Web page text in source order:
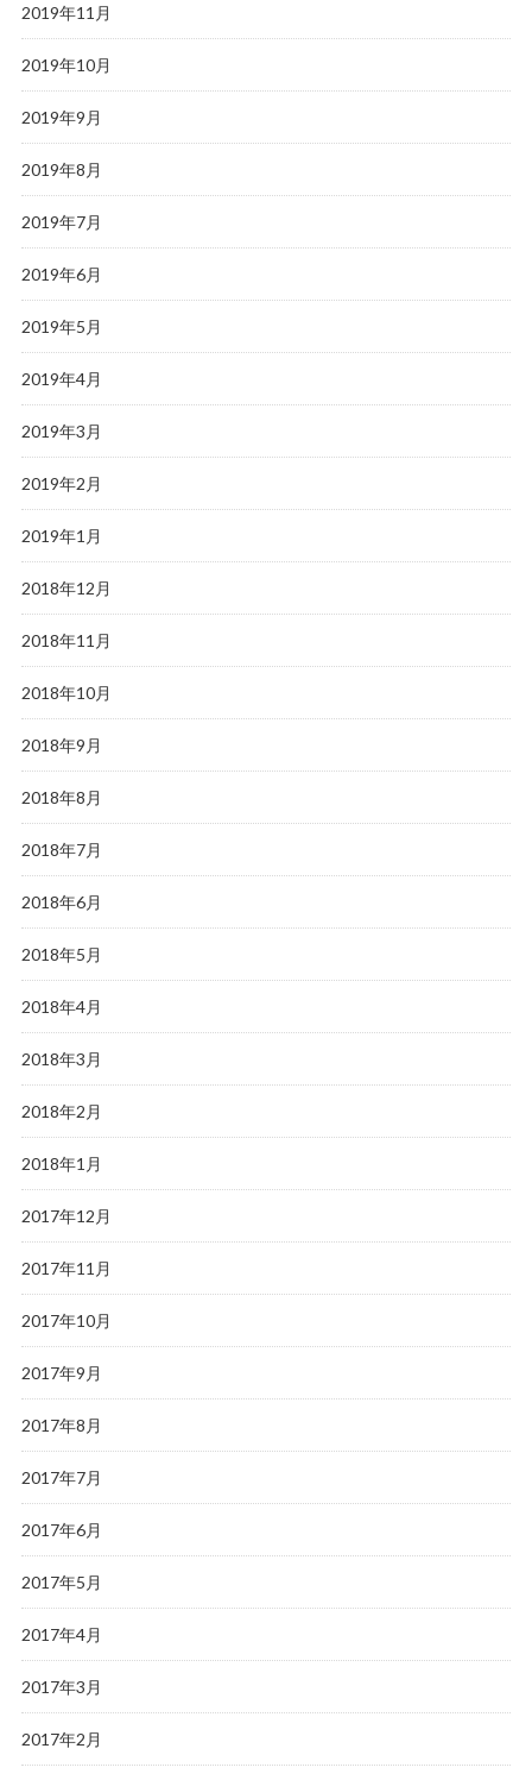
2019年11月
2019年10月
2019年9月
2019年8月
2019年7月
2019年6月
2019年5月
2019年4月
2019年3月
2019年2月
2019年1月
2018年12月
2018年11月
2018年10月
2018年9月
2018年8月
2018年7月
2018年6月
2018年5月
2018年4月
2018年3月
2018年2月
2018年1月
2017年12月
2017年11月
2017年10月
2017年9月
2017年8月
2017年7月
2017年6月
2017年5月
2017年4月
2017年3月
2017年2月